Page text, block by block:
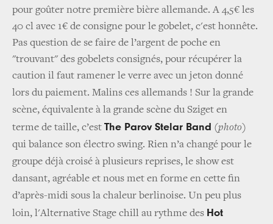
pour goûter notre première bière allemande. A 4,5€ les
40 cl avec 1€ de consigne pour le gobelet, c'est honnête.
Pas question de se faire de l’argent de poche en
"trouvant" des gobelets consignés, pour récupérer la
caution il faut ramener le verre avec un jeton donné
lors du paiement. Malins ces allemands ! Sur la grande
scène, équivalente à la grande scène du Sziget en
terme de taille, c’est The Parov Stelar Band (photo)
qui balance son électro swing. Rien n’a changé pour le
groupe déjà croisé à plusieurs reprises, le show est
dansant, agréable et nous met en forme en cette fin
d’après-midi sous la chaleur berlinoise. Un peu plus
loin, l'Alternative Stage chill au rythme des Hot